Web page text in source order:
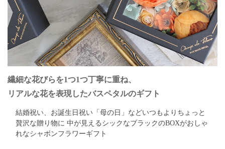
繊細な花びらを1つ1つ丁寧に重ね、
リアルな花を表現したバスペタルのギフト
結婚祝い、お誕生日祝い「母の日」などいつもよりちょっと
贅沢な贈り物に 中が見えるシックなブラックのBOXがおしゃ
れなシャボンフラワーギフト